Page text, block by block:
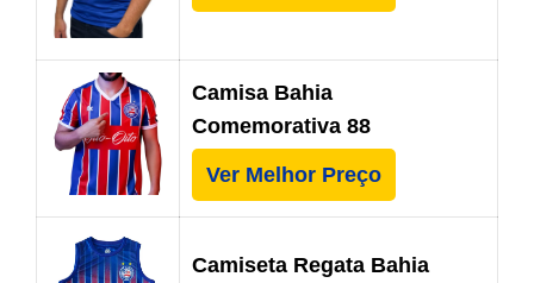
Camisa Bahia
Comemorativa 88
Ver Melhor Preço
Camiseta Regata Bahia